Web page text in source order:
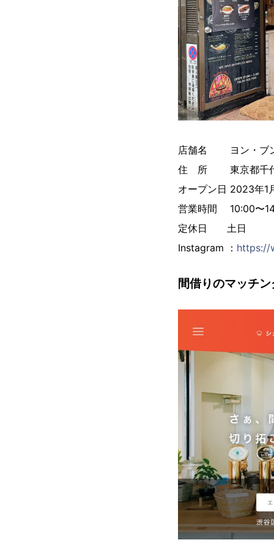
店舗名 ヨン・ブ
住 所 東京都千代田
オープン日 2023年1
営業時間 10:00〜
定休日 土日
Instagram ： https://
間借りのマッチ